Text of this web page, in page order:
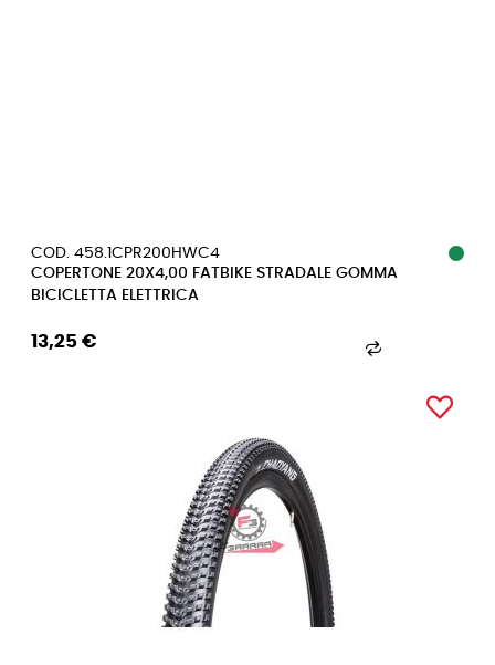
COD. 458.1CPR200HWC4
COPERTONE 20X4,00 FATBIKE STRADALE GOMMA
BICICLETTA ELETTRICA
13,25 €